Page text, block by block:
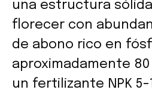
una estructura
florecer con
de abono rico en
aproximadamente
un fertilizante NPK